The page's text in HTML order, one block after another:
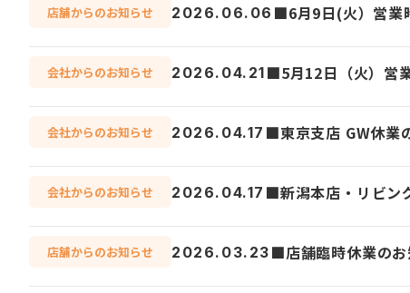
店舗からのお知らせ 2026.06.06 ■6月9日(火）営業
会社からのお知らせ 2026.04.21 ■5月12日（火）営
会社からのお知らせ 2026.04.17 ■東京支店 GW休業
会社からのお知らせ 2026.04.17 ■新潟本店・リビン
店舗からのお知らせ 2026.03.23 ■店舗臨時休業の